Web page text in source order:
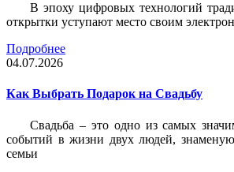
В эпоху цифровых технологий
открытки уступают место своим
Подробнее
04.07.2026
Как Выбрать Подарок на Свадьбу
Свадьба – это одно из самых
событий в жизни двух людей,
семьи